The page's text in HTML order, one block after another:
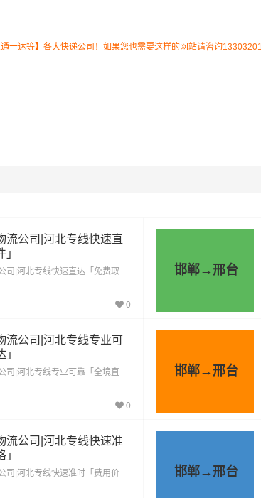
以上邯郸到邢台物流专线的费用为市场透明价，仅
晓！实际费用需要结合实际您的需求和货物特性来
客服获取报价。
单价 里程
5.5元
7.5元 0.001公里
10.5元
整车运输价格计算方式通常是按单价×公里，以上
最终成交价格，望知
一达等】各大快递公司！如果您也需要这样的网站请咨询
流公司|河北专线快速直
司|河北专线快速直达「免费取
0
邯郸→邢台
流公司|河北专线专业可
司|河北专线专业可靠「全境直
0
邯郸→邢台
流公司|河北专线快速准
司|河北专线快速准时「费用价
邯郸→邢台